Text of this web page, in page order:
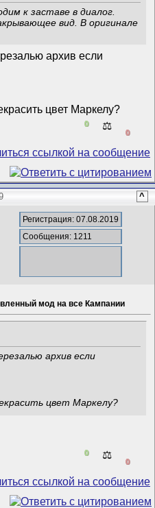
к заставе в диалог.
вид. В оригинале
архив если
цвет Маркелу?
0 ⚖️
0
^
Регистрация: 07.08.2019
Сообщения: 1211
мод на все Кампании
архив если
цвет Маркелу?
0 ⚖️
0